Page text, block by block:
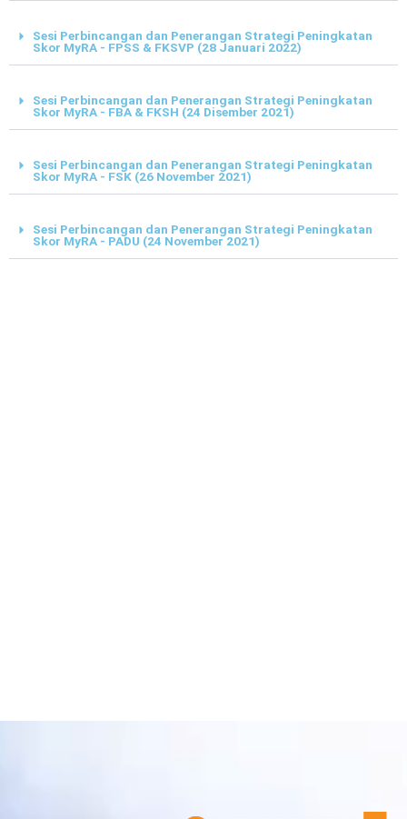
Sesi Perbincangan dan Penerangan Strategi Peningkatan
Skor MyRA - FPSS & FKSVP (28 Januari 2022)
Sesi Perbincangan dan Penerangan Strategi Peningkatan
Skor MyRA - FBA & FKSH (24 Disember 2021)
Sesi Perbincangan dan Penerangan Strategi Peningkatan
Skor MyRA - FSK (26 November 2021)
Sesi Perbincangan dan Penerangan Strategi Peningkatan
Skor MyRA - PADU (24 November 2021)